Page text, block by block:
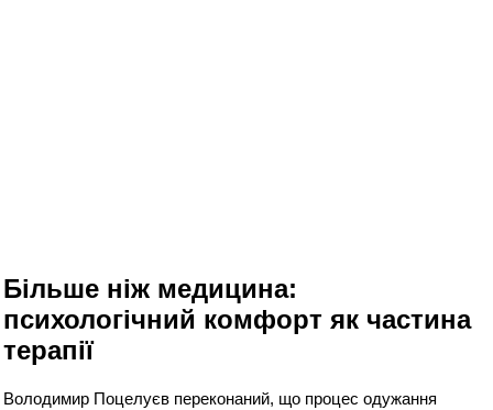
Більше ніж медицина:
психологічний комфорт як частина
терапії
Володимир Поцелуєв переконаний, що процес одужання